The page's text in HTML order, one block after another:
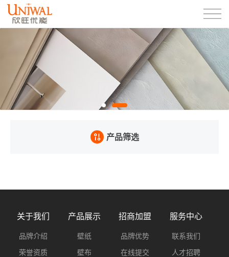
产品筛选
关于我们
品牌介绍
荣誉资质
产品展示
壁纸
壁布
招商加盟
品牌优势
在线提交
服务中心
联系我们
人才招聘